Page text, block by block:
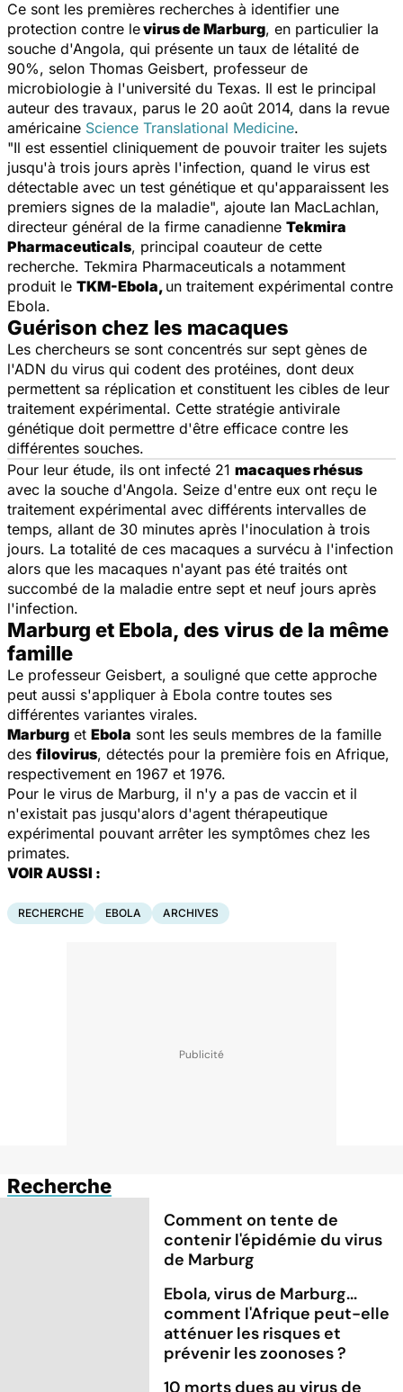
Ce sont les premières recherches à identifier une
protection contre levirus de Marburg, en particulier la
souche d'Angola, qui présente un taux de létalité de
90%, selon Thomas Geisbert, professeur de
microbiologie à l'université du Texas. Il est le principal
auteur des travaux, parus le 20 août 2014, dans la revue
américaine Science Translational Medicine.
"Il est essentiel cliniquement de pouvoir traiter les sujets
jusqu'à trois jours après l'infection, quand le virus est
détectable avec un test génétique et qu'apparaissent les
premiers signes de la maladie", ajoute Ian MacLachlan,
directeur général de la firme canadienne Tekmira
Pharmaceuticals, principal coauteur de cette
recherche. Tekmira Pharmaceuticals a notamment
produit le TKM-Ebola, un traitement expérimental contre
Ebola.
Guérison chez les macaques
Les chercheurs se sont concentrés sur sept gènes de
l'ADN du virus qui codent des protéines, dont deux
permettent sa réplication et constituent les cibles de leur
traitement expérimental. Cette stratégie antivirale
génétique doit permettre d'être efficace contre les
différentes souches.
Pour leur étude, ils ont infecté 21 macaques rhésus
avec la souche d'Angola. Seize d'entre eux ont reçu le
traitement expérimental avec différents intervalles de
temps, allant de 30 minutes après l'inoculation à trois
jours. La totalité de ces macaques a survécu à l'infection
alors que les macaques n'ayant pas été traités ont
succombé de la maladie entre sept et neuf jours après
l'infection.
Marburg et Ebola, des virus de la même
famille
Le professeur Geisbert, a souligné que cette approche
peut aussi s'appliquer à Ebola contre toutes ses
différentes variantes virales.
Marburg et Ebola sont les seuls membres de la famille
des filovirus, détectés pour la première fois en Afrique,
respectivement en 1967 et 1976.
Pour le virus de Marburg, il n'y a pas de vaccin et il
n'existait pas jusqu'alors d'agent thérapeutique
expérimental pouvant arrêter les symptômes chez les
primates.
VOIR AUSSI :
RECHERCHE EBOLA ARCHIVES
Recherche
Comment on tente de
contenir l'épidémie du virus
de Marburg
Ebola, virus de Marburg...
comment l'Afrique peut-elle
atténuer les risques et
prévenir les zoonoses ?
10 morts dues au virus de